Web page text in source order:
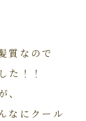
質なので
た！！
、
なにクール